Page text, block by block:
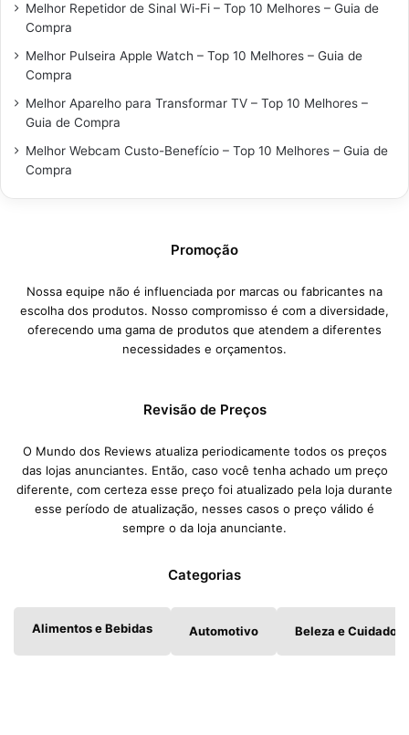
Melhor Repetidor de Sinal Wi-Fi – Top 10 Melhores – Guia de
Compra
Melhor Pulseira Apple Watch – Top 10 Melhores – Guia de
Compra
Melhor Aparelho para Transformar TV – Top 10 Melhores –
Guia de Compra
Melhor Webcam Custo-Benefício – Top 10 Melhores – Guia de
Compra
Promoção
Nossa equipe não é influenciada por marcas ou fabricantes na
escolha dos produtos. Nosso compromisso é com a diversidade,
oferecendo uma gama de produtos que atendem a diferentes
necessidades e orçamentos.
Revisão de Preços
O Mundo dos Reviews atualiza periodicamente todos os preços
das lojas anunciantes. Então, caso você tenha achado um preço
diferente, com certeza esse preço foi atualizado pela loja durante
esse período de atualização, nesses casos o preço válido é
sempre o da loja anunciante.
Categorias
Alimentos e Bebidas Automotivo Beleza e Cuidados